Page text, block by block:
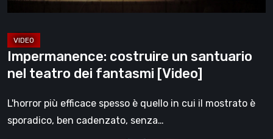
[Video]
Impermanence: costruire un santuario
nel teatro dei fantasmi [Video]
L'horror più efficace spesso è quello in cui il mostrato è
sporadico, ben cadenzato, senza…